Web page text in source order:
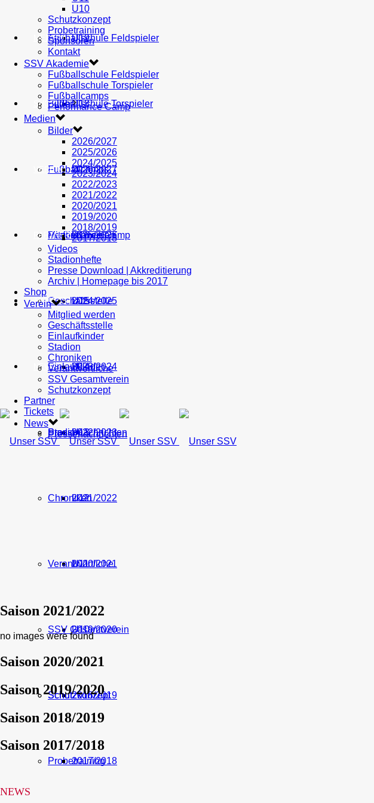
AH U19
U18
U17
U16
U15
U14
U13
U12
U11
U10
Schutzkonzept
Probetraining
Fußballschule Feldspieler
Fußballschule Torspieler
Fußballcamps
Performance Camp
MEDIEN
Bilder
2026/2027
2025/2026
2024/2025
2023/2024
2022/2023
2021/2022
2020/2021
2019/2020
2018/2019
2017/2018
SHOP
VEREIN
Mitglied werden
Geschäftsstelle
Einlaufkinder
Stadion
Chroniken
Verantwortliche
SSV Gesamtverein
Schutzkonzept
PARTNER
TICKETS
NEWS
Pressenachrichten
U10
Schutzkonzept
Probetraining
Sponsoren
Kontakt
SSV Akademie
Fußballschule Feldspieler
Fußballschule Torspieler
Fußballcamps
Performance Camp
Medien
Bilder
2026/2027
2025/2026
2024/2025
2023/2024
2022/2023
2021/2022
2020/2021
2019/2020
2018/2019
2017/2018
Videos
Stadionhefte
Presse Download | Akkreditierung
Archiv | Homepage bis 2017
Shop
Verein
Mitglied werden
Geschäftsstelle
Einlaufkinder
Stadion
Chroniken
Verantwortliche
SSV Gesamtverein
Schutzkonzept
Partner
Tickets
News
Pressenachrichten
Saison 2021/2022
no images were found
Saison 2020/2021
Saison 2019/2020
Saison 2018/2019
Saison 2017/2018
NEWS